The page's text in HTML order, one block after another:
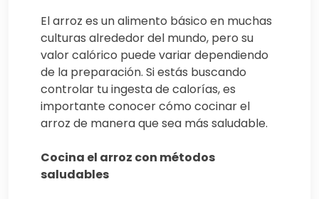
El arroz es un alimento básico en muchas
culturas alrededor del mundo, pero su
valor calórico puede variar dependiendo
de la preparación. Si estás buscando
controlar tu ingesta de calorías, es
importante conocer cómo cocinar el
arroz de manera que sea más saludable.
Cocina el arroz con métodos
saludables